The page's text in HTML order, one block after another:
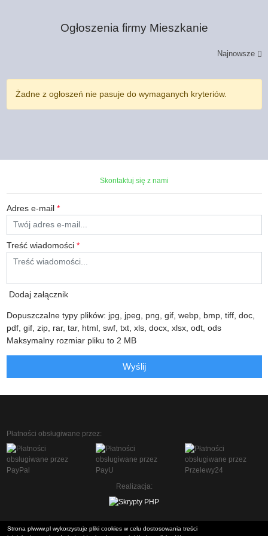
Ogłoszenia firmy Mieszkanie
Najnowsze
Żadne z ogłoszeń nie pasuje do wymaganych kryteriów.
Skontaktuj się z nami
Adres e-mail *
Treść wiadomości *
Dodaj załącznik
Dopuszczalne typy plików: jpg, jpeg, png, gif, webp, bmp, tiff, doc,
pdf, gif, zip, rar, tar, html, swf, txt, xls, docx, xlsx, odt, ods
Maksymalny rozmiar pliku to 2 MB
Wyślij
Płatności obsługiwane przez:
Realizacja:
Strona plwww.pl wykorzystuje pliki cookies w celu dostosowania treści